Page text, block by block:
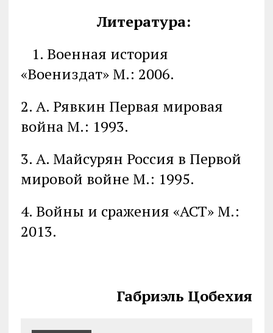
Литература:
1. Военная история
«Воениздат» М.: 2006.
2. А. Рявкин Первая мировая
война М.: 1993.
3. А. Майсурян Россия в Первой
мировой войне М.: 1995.
4. Войны и сражения «АСТ» М.:
2013.
Габриэль Цобехия